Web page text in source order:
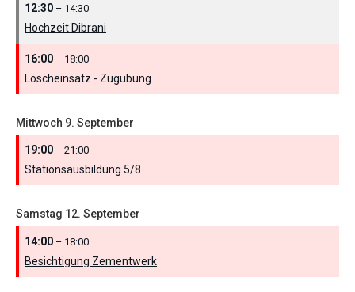
12:30 – 14:30
Hochzeit Dibrani
16:00 – 18:00
Löscheinsatz - Zugübung
Mittwoch 9. September
19:00 – 21:00
Stationsausbildung 5/8
Samstag 12. September
14:00 – 18:00
Besichtigung Zementwerk